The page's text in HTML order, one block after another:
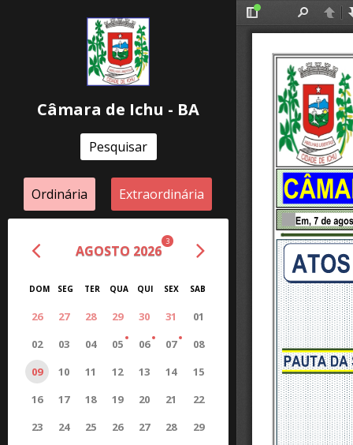
Câmara de Ichu - BA
Pesquisar
Ordinária Extraordinária
AGOSTO 2026
3
DOM SEG TER QUA QUI SEX SAB
26 27 28 29 30 31
01
02
03 04 05 06 07
08
09
10 11 12 13 14
15
16
17 18 19 20 21
22
23
24 25 26 27 28
29